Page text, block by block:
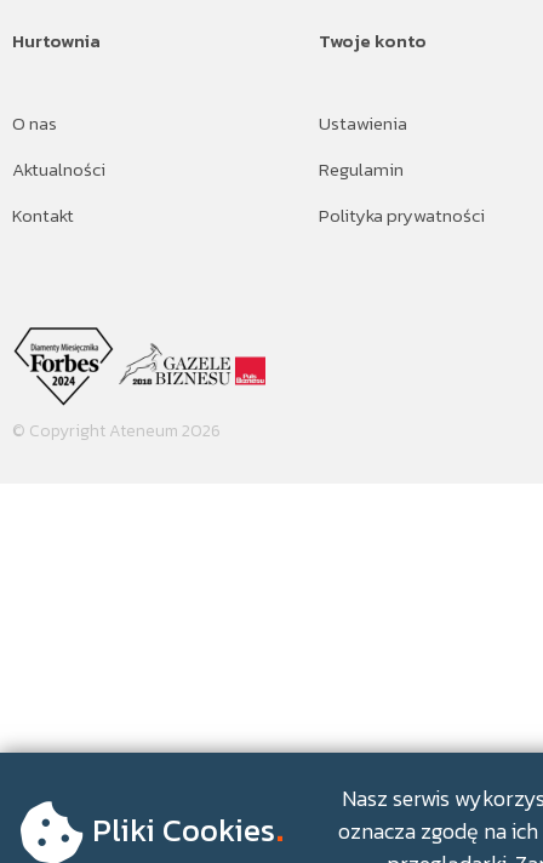
Hurtownia
O nas
Aktualności
Kontakt
Twoje konto
Ustawienia
Regulamin
Polityka prywatności
© Copyright Ateneum 2026
Pliki Cookies.
Nasz serwis
oznacza zgodę na